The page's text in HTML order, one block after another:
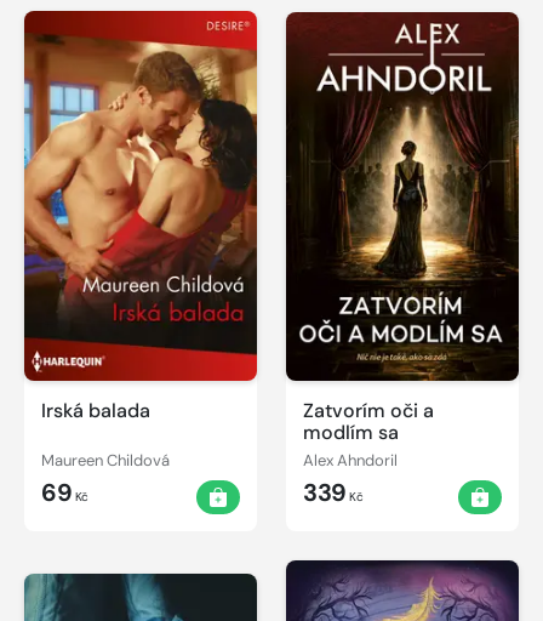
Irská balada
Maureen Childová
69 Kč
Zatvorím oči a
modlím sa
Alex Ahndoril
339 Kč